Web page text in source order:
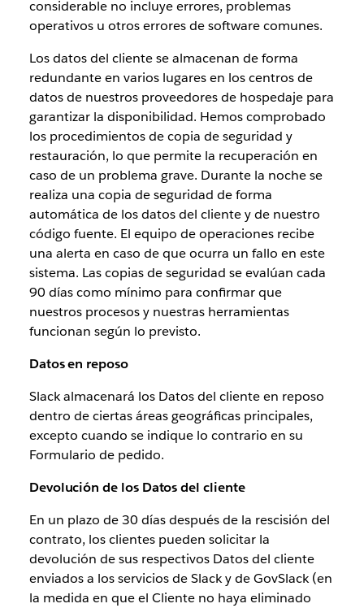
considerable no incluye errores, problemas
operativos u otros errores de software comunes.
Los datos del cliente se almacenan de forma
redundante en varios lugares en los centros de
datos de nuestros proveedores de hospedaje para
garantizar la disponibilidad. Hemos comprobado
los procedimientos de copia de seguridad y
restauración, lo que permite la recuperación en
caso de un problema grave. Durante la noche se
realiza una copia de seguridad de forma
automática de los datos del cliente y de nuestro
código fuente. El equipo de operaciones recibe
una alerta en caso de que ocurra un fallo en este
sistema. Las copias de seguridad se evalúan cada
90 días como mínimo para confirmar que
nuestros procesos y nuestras herramientas
funcionan según lo previsto.
Datos en reposo
Slack almacenará los Datos del cliente en reposo
dentro de ciertas áreas geográficas principales,
excepto cuando se indique lo contrario en su
Formulario de pedido.
Devolución de los Datos del cliente
En un plazo de 30 días después de la rescisión del
contrato, los clientes pueden solicitar la
devolución de sus respectivos Datos del cliente
enviados a los servicios de Slack y de GovSlack (en
la medida en que el Cliente no haya eliminado